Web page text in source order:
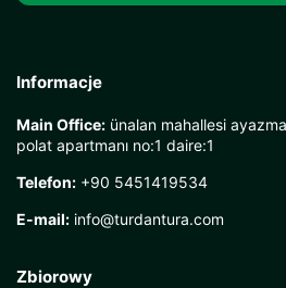
Informacje
Main Office: ünalan mahallesi
polat apartmanı no:1 daire:1
Telefon: +90 5451419534
E-mail: info@turdantura.com
Zbiorowy